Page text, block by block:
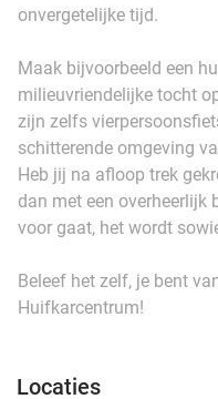
onvergetelijke tijd.
Maak bijvoorbeeld een
milieuvriendelijke tocht
zijn zelfs
schitterende omgeving
Heb jij na afloop trek
dan met een overheerlijk
voor gaat, het wordt
Beleef het zelf, je bent
Huifkarcentrum!
Locaties